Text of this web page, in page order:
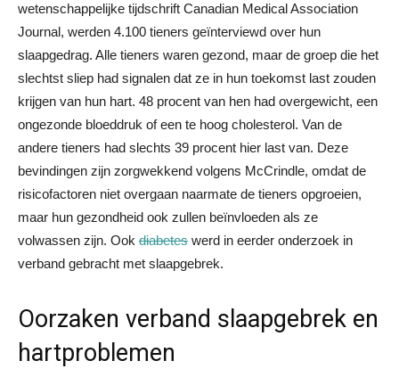
wetenschappelijke tijdschrift Canadian Medical Association
Journal, werden 4.100 tieners geïnterviewd over hun
slaapgedrag. Alle tieners waren gezond, maar de groep die het
slechtst sliep had signalen dat ze in hun toekomst last zouden
krijgen van hun hart. 48 procent van hen had overgewicht, een
ongezonde bloeddruk of een te hoog cholesterol. Van de
andere tieners had slechts 39 procent hier last van. Deze
bevindingen zijn zorgwekkend volgens McCrindle, omdat de
risicofactoren niet overgaan naarmate de tieners opgroeien,
maar hun gezondheid ook zullen beïnvloeden als ze
volwassen zijn. Ook diabetes werd in eerder onderzoek in
verband gebracht met slaapgebrek.
Oorzaken verband slaapgebrek en
hartproblemen